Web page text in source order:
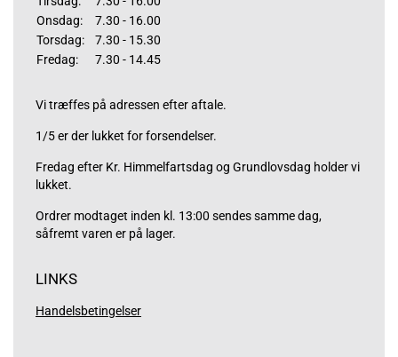
Onsdag:
7.30 - 16.00
Torsdag:
7.30 - 15.30
Fredag:
7.30 - 14.45
Vi træffes på adressen efter aftale.
1/5 er der lukket for forsendelser.
Fredag efter Kr. Himmelfartsdag og Grundlovsdag holder vi
lukket.
Ordrer modtaget inden kl. 13:00 sendes samme dag,
såfremt varen er på lager.
LINKS
Handelsbetingelser